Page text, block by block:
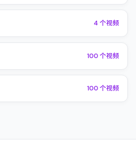
4 个视频
100个视频
100个视频